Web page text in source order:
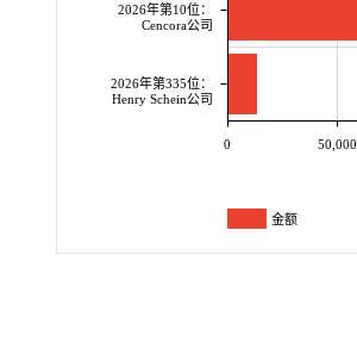
2026年第10位：
Cencora公司
2026年第335位：
Henry Schein公司
0 50,000
金额